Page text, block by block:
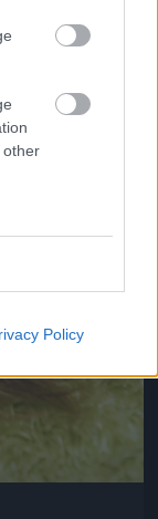
other
Policy